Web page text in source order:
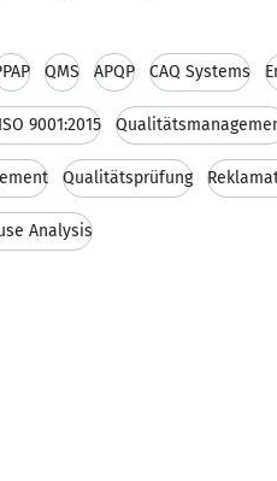
QMS APQP CAQ Systems
9001:2015
Qualitätsprüfung
Analysis